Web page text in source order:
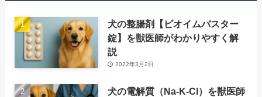
犬の整腸剤【ビオイムバスター
錠】を獣医師がわかりやすく解
説
2022年3月2日
犬の電解質（Na-K-Cl）を獣医師